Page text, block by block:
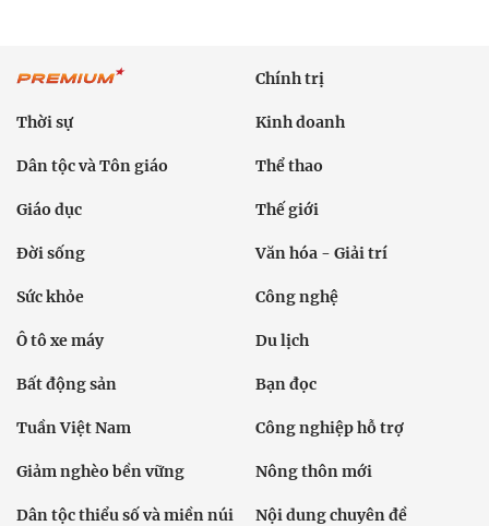
Chính trị
Thời sự Kinh doanh
Dân tộc và Tôn giáo Thể thao
Giáo dục Thế giới
Đời sống Văn hóa - Giải trí
Sức khỏe Công nghệ
Ô tô xe máy Du lịch
Bất động sản Bạn đọc
Tuần Việt Nam Công nghiệp hỗ trợ
Giảm nghèo bền vững Nông thôn mới
Dân tộc thiểu số và miền núi Nội dung chuyên đề